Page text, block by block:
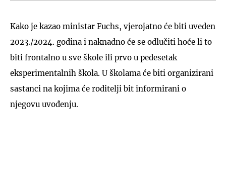
Kako je kazao ministar Fuchs, vjerojatno će biti uveden
2023./2024. godina i naknadno će se odlučiti hoće li to
biti frontalno u sve škole ili prvo u pedesetak
eksperimentalnih škola. U školama će biti organizirani
sastanci na kojima će roditelji bit informirani o
njegovu uvođenju.